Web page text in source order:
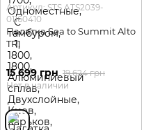
Артикул: STS ATS2039-
01160410
Палатка Sea to Summit Alto
TR1
15 699 грн 19 624 грн
Нет в наличии